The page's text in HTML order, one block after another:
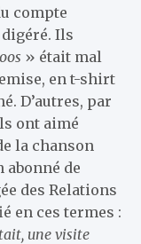
compte
digéré. Ils
» était mal
en t-shirt
D’autres, par
ont aimé
la chanson
abonné de
des Relations
en ces termes :
une visite